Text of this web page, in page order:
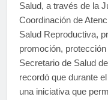
Salud, a través de la
Coordinación de
Salud Reproductiva,
promoción,
Secretario de Salud
recordó que durante
una iniciativa que